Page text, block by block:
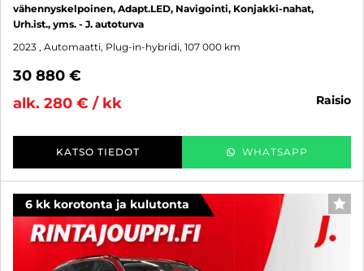
vähennyskelpoinen, Adapt.LED, Navigointi, Konjakki-nahat,
Urh.ist., yms. - J. autoturva
2023 , Automaatti, Plug-in-hybridi, 107 000 km
30 880 €
alk. 280 € / kk
raisio
KATSO TIEDOT WHATSAPP
6 kk korotonta ja kulutonta